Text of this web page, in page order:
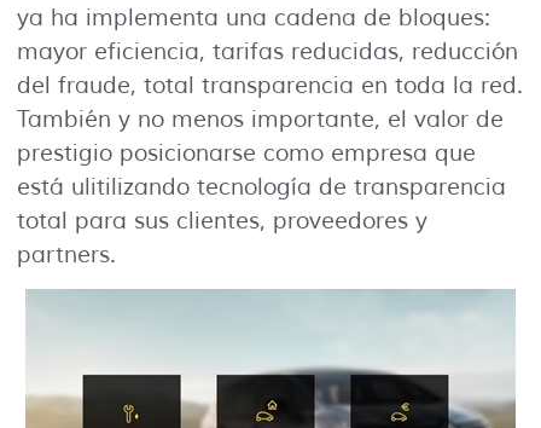
ya ha implementa una cadena de bloques:
mayor eficiencia, tarifas reducidas, reducción
del fraude, total transparencia en toda la red.
También y no menos importante, el valor de
prestigio posicionarse como empresa que
está ulitilizando tecnología de transparencia
total para sus clientes, proveedores y
partners.